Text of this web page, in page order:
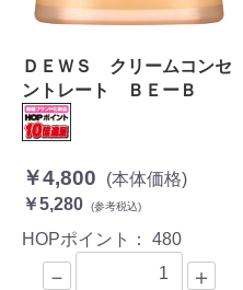
ＤＥＷＳ クリームコンセ
ントレート ＢＥーＢ
￥4,800
(本体価格)
￥5,280
(参考税込)
HOPポイント： 480
－ ＋